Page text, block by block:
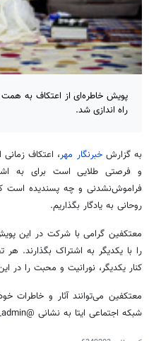
پویش خاطره‌ای از اعتکاف به
راه اندازی شد.
به گزارشخبرنگار مهر، اعتکاف
و فرصتی طلایی است برای به
فراموش‌نشدنی و چه پسندیده است
روحانی به یادگار بگذاریم.
معتکفین گرامی با شرکت در این
را با یکدیگر به اشتراک بگذارند.
کنار یکدیگر، نورانیت و محبت را
معتکفین می‌توانند آثار و
شبکه اجتماعی ایتا به نشانی @madresezendegi_admin ارسال کنند.